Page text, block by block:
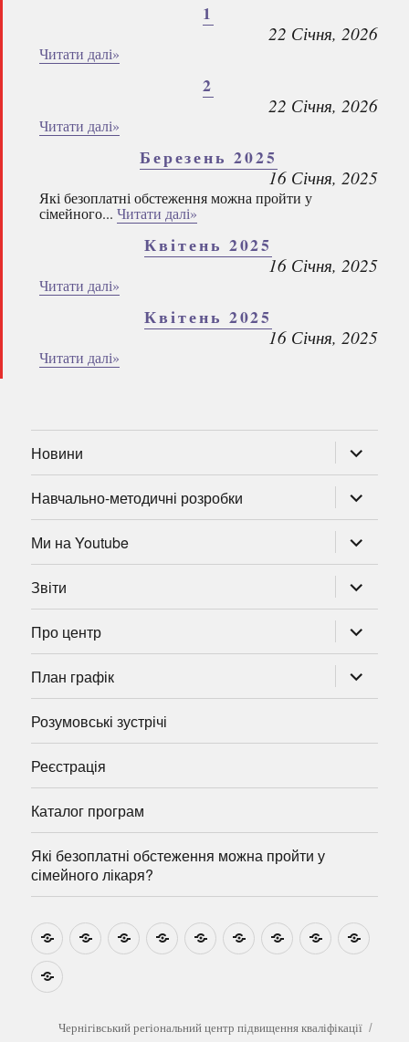
1
22 Січня, 2026
Читати далі»
2
22 Січня, 2026
Читати далі»
Березень 2025
16 Січня, 2025
Які безоплатні обстеження можна пройти у
сімейного... Читати далі»
Квітень 2025
16 Січня, 2025
Читати далі»
Квітень 2025
16 Січня, 2025
Читати далі»
Новини
підменю
Навчально-методичні розробки
підменю
Ми на Youtube
підменю
Звіти
підменю
Про центр
підменю
План графік
підменю
Розумовські зустрічі
Реєстрація
Каталог програм
Які безоплатні обстеження можна пройти у
сімейного лікаря?
НовиниНавчально-
методичні
Ми
на
Звіти Про
центр
План
графік
Розумовські
зустрічі
Реєстрація
Які
безоплатні
можна
Чернігівський регіональний центр підвищення кваліфікації